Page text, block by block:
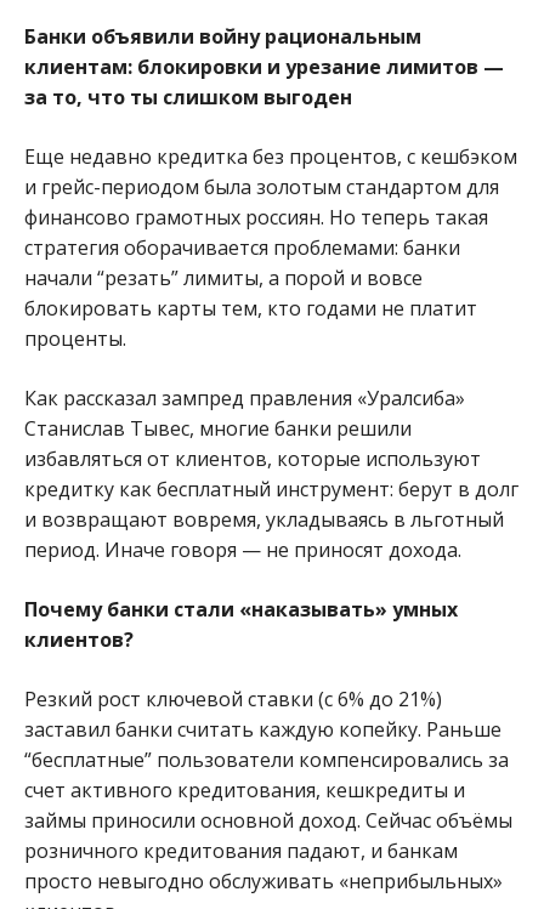
Банки объявили войну рациональным
клиентам: блокировки и урезание лимитов —
за то, что ты слишком выгоден
Еще недавно кредитка без процентов, с кешбэком
и грейс-периодом была золотым стандартом для
финансово грамотных россиян. Но теперь такая
стратегия оборачивается проблемами: банки
начали “резать” лимиты, а порой и вовсе
блокировать карты тем, кто годами не платит
проценты.
Как рассказал зампред правления «Уралсиба»
Станислав Тывес, многие банки решили
избавляться от клиентов, которые используют
кредитку как бесплатный инструмент: берут в долг
и возвращают вовремя, укладываясь в льготный
период. Иначе говоря — не приносят дохода.
Почему банки стали «наказывать» умных
клиентов?
Резкий рост ключевой ставки (с 6% до 21%)
заставил банки считать каждую копейку. Раньше
“бесплатные” пользователи компенсировались за
счет активного кредитования, кешкредиты и
займы приносили основной доход. Сейчас объёмы
розничного кредитования падают, и банкам
просто невыгодно обслуживать «неприбыльных»